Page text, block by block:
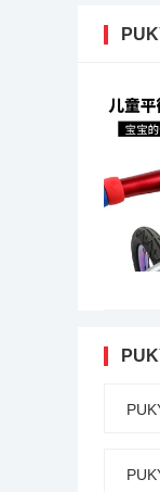
序，
如出现
号，
标准
实力
成，研
在自平
小，
更强,
起，